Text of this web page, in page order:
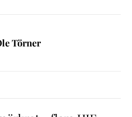
Törner